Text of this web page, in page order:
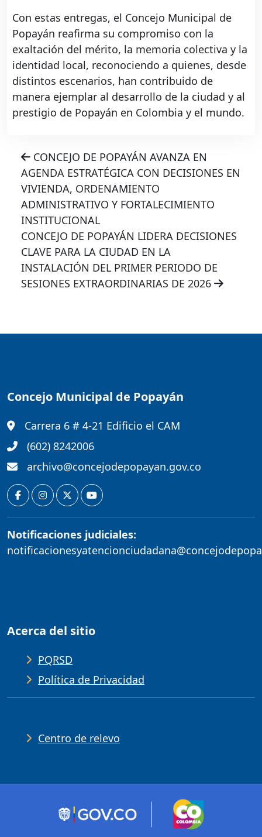
Con estas entregas, el Concejo Municipal de
Popayán reafirma su compromiso con la
exaltación del mérito, la memoria colectiva y la
identidad local, reconociendo a quienes, desde
distintos escenarios, han contribuido de
manera ejemplar al desarrollo de la ciudad y al
prestigio de Popayán en Colombia y el mundo.
CONCEJO DE POPAYÁN AVANZA EN
AGENDA ESTRATÉGICA CON DECISIONES EN
VIVIENDA, ORDENAMIENTO
ADMINISTRATIVO Y FORTALECIMIENTO
INSTITUCIONAL
CONCEJO DE POPAYÁN LIDERA DECISIONES
CLAVE PARA LA CIUDAD EN LA
INSTALACIÓN DEL PRIMER PERIODO DE
SESIONES EXTRAORDINARIAS DE 2026
Concejo Municipal de Popayán
Carrera 6 # 4-21 Edificio el CAM
(602) 8242006
archivo@concejodepopayan.gov.co
Notificaciones judiciales:
Acerca del sitio
PQRSD
Política de Privacidad
Centro de relevo